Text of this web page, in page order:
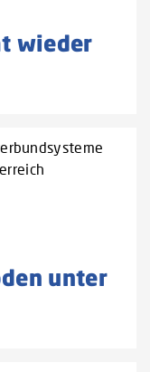
wieder
unter